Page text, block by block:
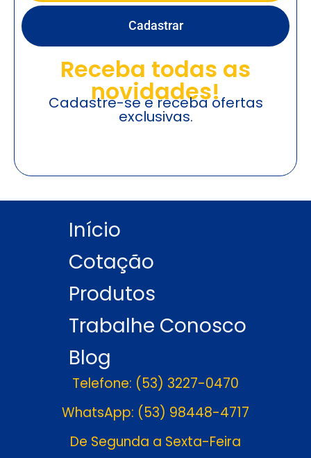
Cadastrar
Receba todas as
novidades!
Cadastre-se e receba ofertas
exclusivas.
Início
Cotação
Produtos
Trabalhe Conosco
Blog
Telefone: (53) 3227-0470
WhatsApp: (53) 98448-4717
De Segunda a Sexta-Feira